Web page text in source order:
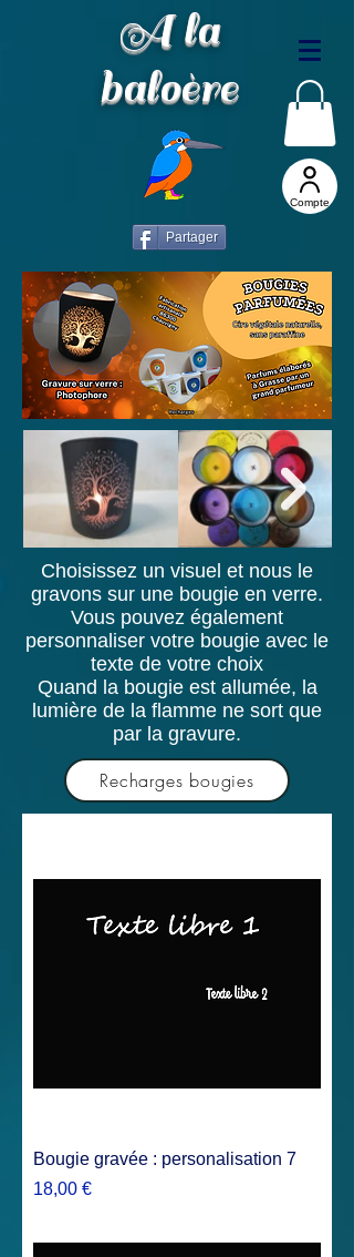
A la
baloère
Compte
Partager
Choisissez un visuel et nous le
gravons sur une bougie en verre.
Vous pouvez également
personnaliser votre bougie avec le
texte de votre choix
Quand la bougie est allumée, la
lumière de la flamme ne sort que
par la gravure.
Recharges bougies
Bougie gravée : personalisation 7
Prix
18,00 €